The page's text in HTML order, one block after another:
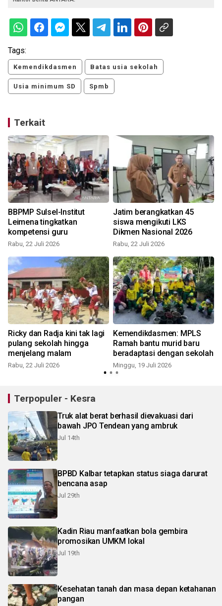
Tags:
Kemendikdasmen Batas usia sekolah
Usia minimum SD Spmb
Terkait
BBPMP Sulsel-Institut
Leimena tingkatkan
kompetensi guru
Rabu, 22 Juli 2026
Jatim berangkatkan 45
siswa mengikuti LKS
Dikmen Nasional 2026
Rabu, 22 Juli 2026
Ricky dan Radja kini tak lagi
pulang sekolah hingga
menjelang malam
Rabu, 22 Juli 2026
Kemendikdasmen: MPLS
Ramah bantu murid baru
beradaptasi dengan sekolah
Minggu, 19 Juli 2026
Terpopuler - Kesra
Truk alat berat berhasil dievakuasi dari
bawah JPO Tendean yang ambruk
Jul 14th
BPBD Kalbar tetapkan status siaga darurat
bencana asap
Jul 29th
Kadin Riau manfaatkan bola gembira
promosikan UMKM lokal
Jul 19th
Kesehatan tanah dan masa depan ketahanan
pangan